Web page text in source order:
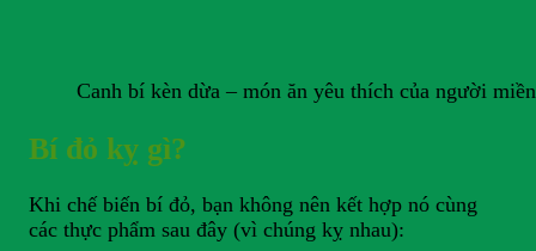
Canh bí kèn dừa – món ăn yêu thích của người
Bí đỏ kỵ gì?
Khi chế biến bí đỏ, bạn không nên kết hợp nó cùng
các thực phẩm sau đây (vì chúng kỵ nhau):